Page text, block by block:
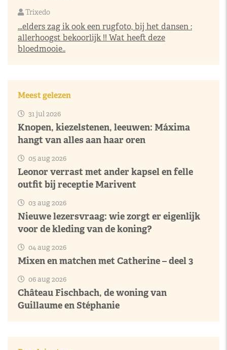
Trixedo
...elders zag ik ook een rugfoto, bij het dansen :
allerhoogst bekoorlijk !! Wat heeft deze
bloedmooie..
Meest gelezen
31 jul 2026
Knopen, kiezelstenen, leeuwen: Máxima
hangt van alles aan haar oren
05 aug 2026
Leonor verrast met ander kapsel en felle
outfit bij receptie Marivent
03 aug 2026
Nieuwe lezersvraag: wie zorgt er eigenlijk
voor de kleding van de koning?
04 aug 2026
Mixen en matchen met Catherine – deel 3
06 aug 2026
Château Fischbach, de woning van
Guillaume en Stéphanie